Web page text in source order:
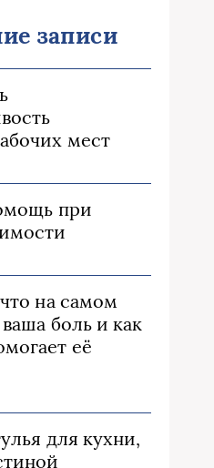
записи
мест
при
на самом
боль и как
её
для кухни,